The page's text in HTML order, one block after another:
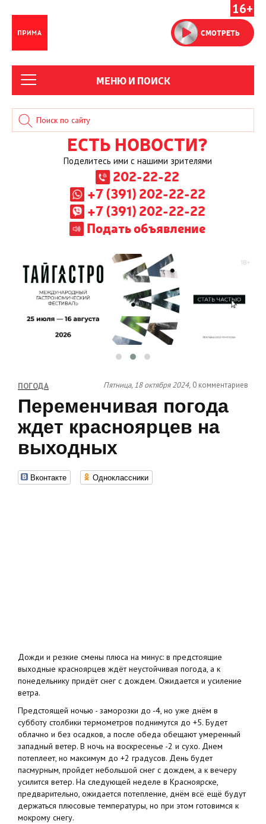
16+
СМОТРЕТЬ
МЕНЮ И ПОИСК
ЕСТЬ НОВОСТИ?
Поделитесь ими с нашими зрителями
202-22-22
+7 (391) 202-22-22
+7 (391) 202-22-22
Подать объявление
ПОГОДА Пятница, 18 октября 2024, 0 комментариев
Переменчивая погода
ждет красноярцев на
выходных
Вконтакте Одноклассники
Дожди и резкие смены плюса на минус: в предстоящие
выходные красноярцев ждёт неустойчивая погода, а к
понедельнику придёт снег с дождем. Ожидается и усиление
ветра.
Предстоящей ночью - заморозки до -4, но уже днём в
субботу столбики термометров поднимутся до +5. Будет
облачно и без осадков, а после обеда обещают умеренный
западный ветер. В ночь на воскресенье -2 и сухо. Днем
потеплеет, но максимум до +2 градусов. День будет
пасмурным, пройдет небольшой снег с дождем, а к вечеру
усилится ветер. На следующей неделе в Красноярске,
предварительно, ожидается потепление, днём всё ещё будут
держаться плюсовые температуры, но при этом готовимся к
мокрому снегу.